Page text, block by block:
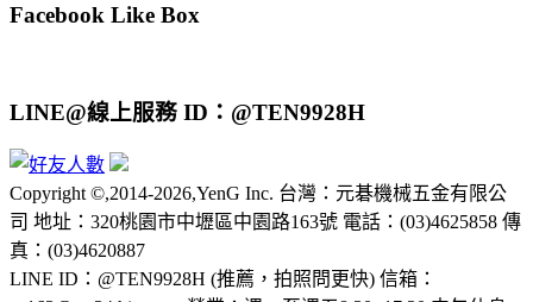
Facebook Like Box
LINE@線上服務 ID：@TEN9928H
Copyright ©,2014-2026,YenG Inc. 台灣：元碁機械五金有限公
司 地址：320桃園市中壢區中園路163號 電話：(03)4625858 傳
真：(03)4620887
LINE ID：@TEN9928H (推薦，拍照問更快) 信箱：